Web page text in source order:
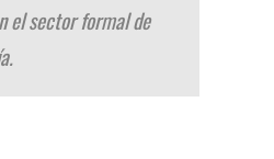
el sector formal de